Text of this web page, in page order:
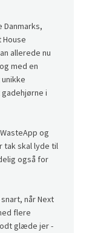
allerede nu
med en
i
og
tak skal lyde til
også for
når Next
flere
glæde jer -